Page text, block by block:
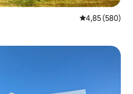
Середня
4,85 (580)